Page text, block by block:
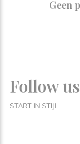
Geen
Follow
START IN STIJL.